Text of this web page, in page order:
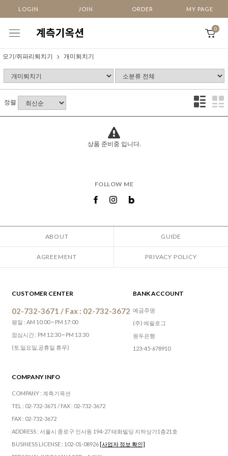
LOGIN JOIN ORDER MY PAGE
0
모기/쥐파리퇴치기 개미퇴치기
정렬
상품 준비중 입니다.
FOLLOW ME
ABOUT GUIDE
AGREEMENT PRIVACY POLICY
CUSTOMER CENTER
02-732-3671 / Fax : 02-732-3672
평일 : AM 10:00 ~ PM 17:00
점심시간 : PM 12:30 ~ PM 13:30
(토,일요일,공휴일 휴무)
BANK ACCOUNT
예금주명
(주) 에필로그
원두은행
123-45-678910
COMPANY INFO
COMPANY : 계측기옥션
TEL : 02-732-3671 / FAX : 02-732-3672
FAX : 02-732-3672
ADDRESS : 서울시 종로구 인사동 194-27 태화빌딩 지하상가1층21호
BUSINESS LICENSE : 102-01-08926[사업자 정보 확인]